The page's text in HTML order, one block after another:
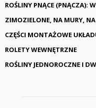
ROŚLINY PNĄCE (PNĄCZA):
ZIMOZIELONE, NA MURY,
CZĘŚCI MONTAŻOWE
ROLETY WEWNĘTRZNE
ROŚLINY JEDNOROCZNE I